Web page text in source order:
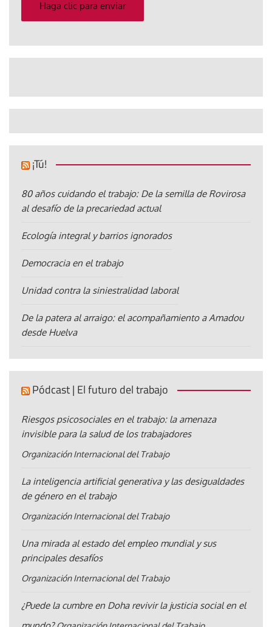
Haga clic para enviar
¡Tú!
80 años cuidando el trabajo: De la semilla de Rovirosa
al desafío de la precariedad actual
Ecología integral y barrios ignorados
Democracia en el trabajo
Unidad contra la siniestralidad laboral
De la patera al arraigo: el acompañamiento a Amadou
desde Huelva
Pódcast | El futuro del trabajo
Riesgos psicosociales en el trabajo: la amenaza
invisible para la salud de los trabajadores
Organización Internacional del Trabajo
La inteligencia artificial generativa y las desigualdades
de género en el trabajo
Organización Internacional del Trabajo
Una mirada al estado del empleo mundial y sus
principales desafíos
Organización Internacional del Trabajo
¿Puede la cumbre en Doha revivir la justicia social en el